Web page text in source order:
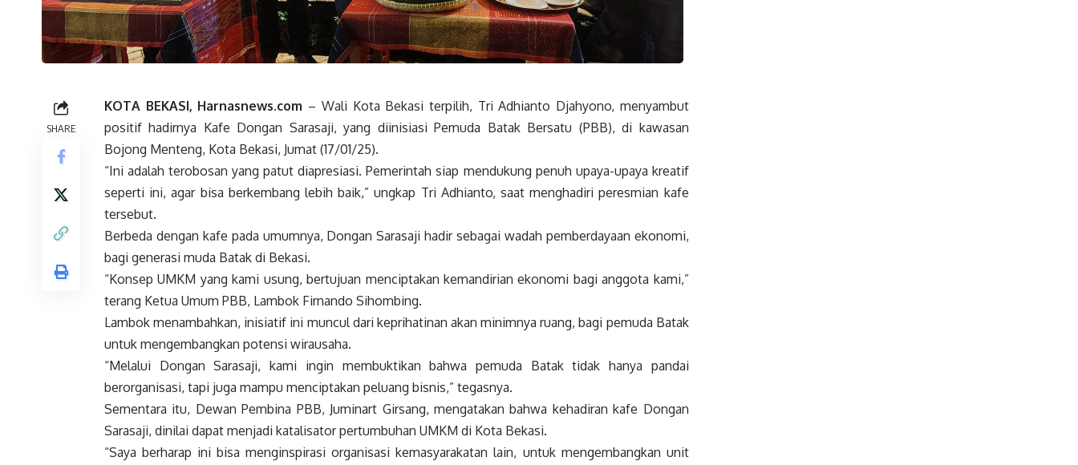
SHARE
KOTA BEKASI, Harnasnews.com – Wali Kota Bekasi terpilih, Tri Adhianto Djahyono, menyambut
positif hadirnya Kafe Dongan Sarasaji, yang diinisiasi Pemuda Batak Bersatu (PBB), di kawasan
Bojong Menteng, Kota Bekasi, Jumat (17/01/25).
“Ini adalah terobosan yang patut diapresiasi. Pemerintah siap mendukung penuh upaya-upaya kreatif
seperti ini, agar bisa berkembang lebih baik,” ungkap Tri Adhianto, saat menghadiri peresmian kafe
tersebut.
Berbeda dengan kafe pada umumnya, Dongan Sarasaji hadir sebagai wadah pemberdayaan ekonomi,
bagi generasi muda Batak di Bekasi.
“Konsep UMKM yang kami usung, bertujuan menciptakan kemandirian ekonomi bagi anggota kami,”
terang Ketua Umum PBB, Lambok Firnando Sihombing.
Lambok menambahkan, inisiatif ini muncul dari keprihatinan akan minimnya ruang, bagi pemuda Batak
untuk mengembangkan potensi wirausaha.
“Melalui Dongan Sarasaji, kami ingin membuktikan bahwa pemuda Batak tidak hanya pandai
berorganisasi, tapi juga mampu menciptakan peluang bisnis,” tegasnya.
Sementara itu, Dewan Pembina PBB, Juminart Girsang, mengatakan bahwa kehadiran kafe Dongan
Sarasaji, dinilai dapat menjadi katalisator pertumbuhan UMKM di Kota Bekasi.
“Saya berharap ini bisa menginspirasi organisasi kemasyarakatan lain, untuk mengembangkan unit